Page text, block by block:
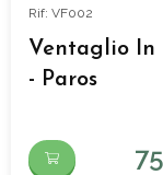
Rif: VF002
Ventaglio In
- Paros